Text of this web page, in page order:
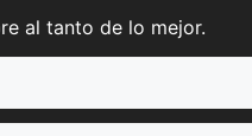
al tanto de lo mejor.